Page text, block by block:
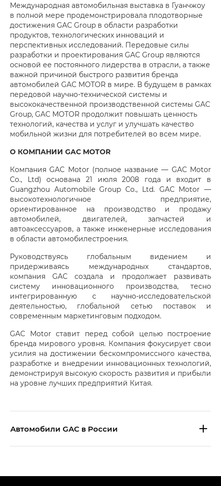
Международная автомобильная выставка в Гуанчжоу
в полной мере продемонстрировала плодотворные
достижения GAC Group в области разработки
продуктов, технологических инноваций и
перспективных исследований. Передовые силы
разработки и проектирования GAC Group являются
основой ее постоянного лидерства в отрасли, а также
важной причиной быстрого развития бренда
автомобилей GAC MOTOR в мире. В будущем в рамках
передовой научно-технической системы и
высококачественной производственной системы GAC
Group, GAC MOTOR продолжит повышать ценность
технологий, качества и услуг и улучшать качество
мобильной жизни для потребителей во всем мире.
О КОМПАНИИ GAC MOTOR
Компания GAC Motor (полное название — GAC Motor
Co., Ltd) основана 21 июля 2008 года и входит в
Guangzhou Automobile Group Co., Ltd. GAC Motor —
высокотехнологичное предприятие,
ориентированное на производство и продажу
автомобилей, двигателей, запчастей и
автоаксессуаров, а также инженерные исследования
в области автомобилестроения.
Руководствуясь глобальным видением и
придерживаясь международных стандартов,
компания GAC создала и продолжает развивать
систему инновационного производства, тесно
интегрированную с научно-исследовательской
деятельностью, глобальной сетью поставок и
современным маркетинговым подходом.
GAC Motor ставит перед собой целью построение
бренда мирового уровня. Компания фокусирует свои
усилия на достижении бескомпромиссного качества,
разработке и внедрении инновационных технологий,
демонстрируя высокую скорость развития и прибыли
на уровне лучших предприятий Китая.
Aвтомобили GAC в России
Эс Икс ПРЕМИУМ — SX PREMIUM